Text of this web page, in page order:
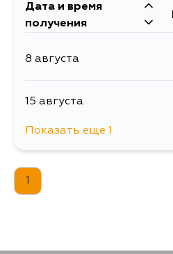
Дата и время
получения
8 августа
15 августа
Показать еще 1
1